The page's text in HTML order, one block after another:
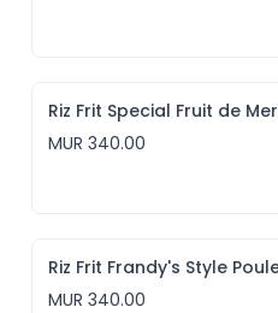
Riz Frit Special Fruit de Mer
MUR 340.00
MUR 340.00